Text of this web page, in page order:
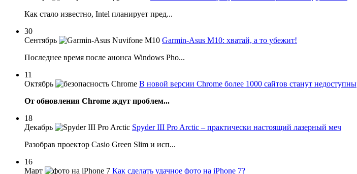
Как стало известно, Intel планирует пред...
30
Сентябрь
Garmin-Asus M10: хватай, а то убежит!
Последнее время после анонса Windows Pho...
11
Октябрь
В новой версии Chrome более 1000 сайтов станут недоступны
От обновления Chrome ждут проблем...
18
Декабрь
Spyder III Pro Arctic – практически настоящий лазерный меч
Разобрав проектор Casio Green Slim и исп...
16
Март
Как сделать удачное фото на iPhone 7?